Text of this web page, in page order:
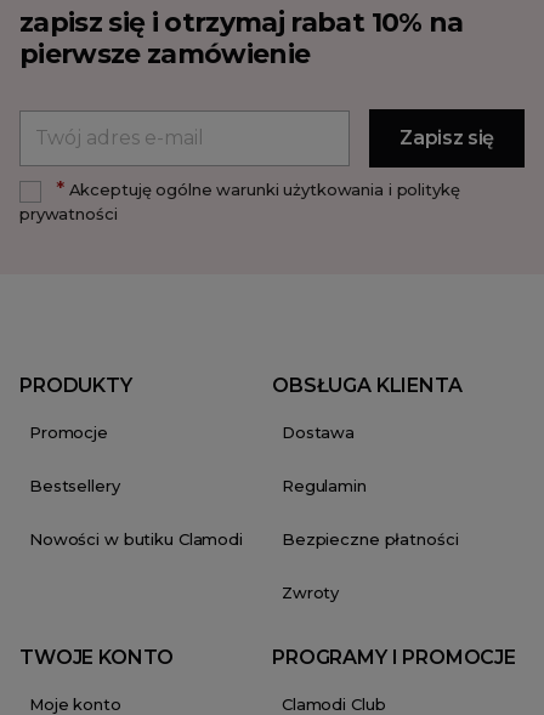
zapisz się i otrzymaj rabat 10% na
pierwsze zamówienie
*Akceptuję ogólne warunki użytkowania i politykę
prywatności
PRODUKTY
Promocje
Bestsellery
Nowości w butiku Clamodi
OBSŁUGA KLIENTA
Dostawa
Regulamin
Bezpieczne płatności
Zwroty
TWOJE KONTO
Moje konto
PROGRAMY I PROMOCJE
Clamodi Club